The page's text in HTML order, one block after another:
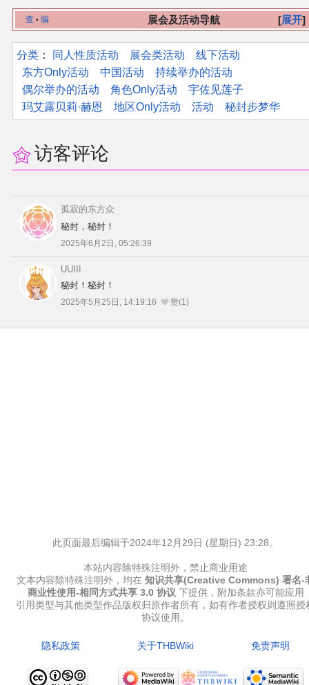
展开
查 • 编 展会及活动导航
分类 ：​ 同人性质活动 展会类活动
线下活动
东方Only活动
中国活动
持续举办的活动
偶尔举办的活动
角色Only活动
宇佐见莲子
玛艾露贝莉·赫恩
地区Only活动 活动 秘封步梦华
访客评论
孤寂的东方众
秘封，秘封！
2025年6月2日, 05:26:39
UUIII
秘封！秘封！
2025年5月25日, 14:19:16 赞(1)
此页面最后编辑于2024年12月29日 (星期日) 23:28。
本站内容除特殊注明外，禁止商业用途
文本内容除特殊注明外，均在 知识共享(Creative Commons) 署名-
商业性使用-相同方式共享 3.0 协议 下提供，附加条款亦可能应用
引用类型与其他类型作品版权归原作者所有，如有作者授权则遵照授
协议使用。
隐私政策 关于THBWiki 免责声明